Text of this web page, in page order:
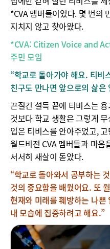
*CVA 멤버들이었다. 몇 번의
지치지 않고 찾아왔다.
*CVA: Citizen Voice and
주민 모임
“학교로 돌아가야 해요. 티비
친구도 만나면 앞으로의 삶
끈질긴 설득 끝에 티비스는
것보다 학교 생활은 그렇게
입은 티비스를 안아주었고,
월드비전 CVA 멤버들과 마음
서서히 새살이 돋았다.
“학교로 돌아와서 공부하는
것의 중요함을 배웠어요. 또
현재와 미래를 훼방하는 나
내 모습에 집중하려고 해요.”